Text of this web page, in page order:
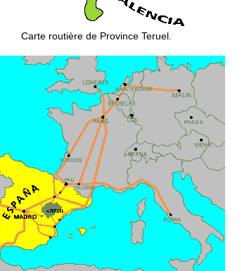
Carte routière de Province Teruel.